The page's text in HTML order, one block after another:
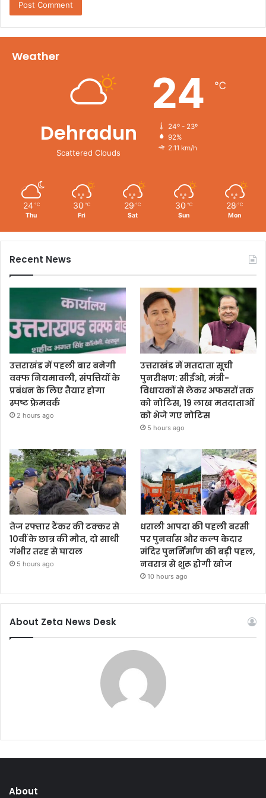
Weather
Dehradun
Scattered Clouds
24 ℃
24º - 23º
92%
2.11 km/h
24 ℃
Thu
30 ℃
Fri
29 ℃
Sat
30 ℃
Sun
28 ℃
Mon
Recent News
उत्तराखंड में पहली बार बनेगी
वक्फ नियमावली, संपत्तियों के
प्रबंधन के लिए तैयार होगा
स्पष्ट फ्रेमवर्क
2 hours ago
उत्तराखंड में मतदाता सूची
पुनरीक्षण: सीईओ, मंत्री-
विधायकों से लेकर अफसरों तक
को नोटिस, 19 लाख मतदाताओं
को भेजे गए नोटिस
5 hours ago
तेज रफ्तार टैंकर की टक्कर से
10वीं के छात्र की मौत, दो साथी
गंभीर तरह से घायल
5 hours ago
धराली आपदा की पहली बरसी
पर पुनर्वास और कल्प केदार
मंदिर पुनर्निर्माण की बड़ी पहल,
नवरात्र से शुरू होगी खोज
10 hours ago
About Zeta News Desk
About